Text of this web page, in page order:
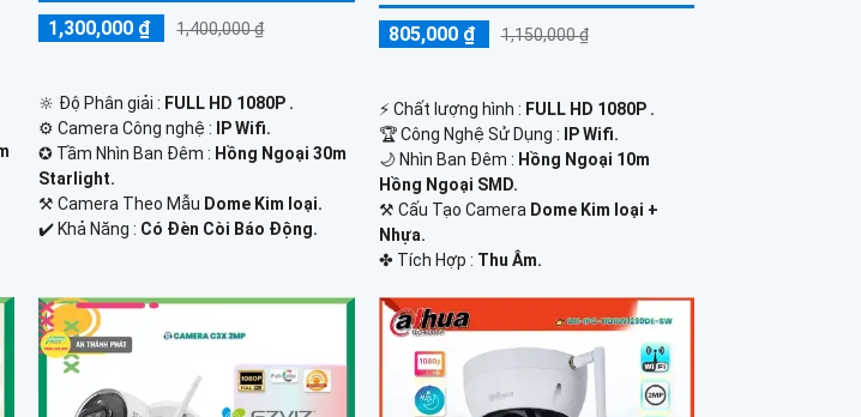
1,300,000 ₫ 1,400,000 ₫
🔆 Độ Phân giải : FULL HD 1080P .
⚙ Camera Công nghệ :
IP Wifi.
✪ Tầm Nhìn Ban Đêm : Hồng Ngoại 30m
Starlight.
⚒ Camera Theo Mẫu Dome Kim loại.
️✔️ Khả Năng : Có Ðèn Còi Báo Động.
805,000 ₫ 1,150,000 ₫
️⚡ Chất lượng hình : FULL HD 1080P .
🏆 Công Nghệ Sử Dụng :
IP Wifi.
🌙 Nhìn Ban Đêm : Hồng Ngoại 10m
Hồng Ngoại SMD.
⚒ Cấu Tạo Camera Dome Kim loại +
Nhựa.
️✤ Tích Hợp : Thu Âm.